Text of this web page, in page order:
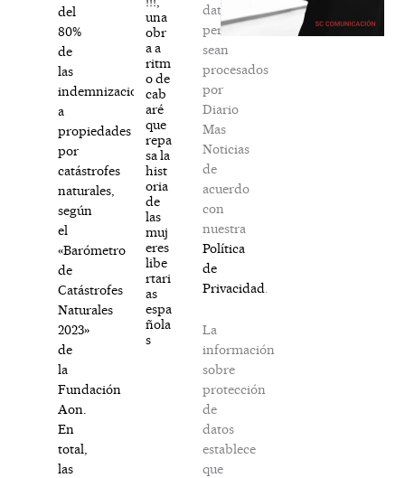
del
80%
de
las
indemnizaciones
a
propiedades
por
catástrofes
naturales,
según
el
«Barómetro
de
Catástrofes
Naturales
2023»
de
la
Fundación
Aon.
En
total,
las
una
obr
a a
ritm
o de
cab
aré
que
repa
sa la
hist
oria
de
las
muj
eres
libe
rtari
as
espa
ñola
s
datos
personales
sean
procesados
por
Diario
Mas
Noticias
de
acuerdo
con
nuestra
Política
de
Privacidad
La
información
sobre
protección
de
datos
establece
que